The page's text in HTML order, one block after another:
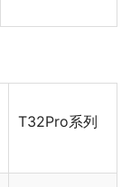
T32Pro系列